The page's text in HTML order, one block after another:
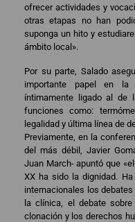
ofrecer actividades y
otras etapas no han
suponga un hito y
ámbito local».
Por su parte, Salado
importante papel en la
íntimamente ligado al de
funciones como:
legalidad y última línea de
Previamente, en la
del más débil, Javier
Juan March- apuntó que
XX ha sido la dignidad.
internacionales los
la clínica, el debate
clonación y los derechos